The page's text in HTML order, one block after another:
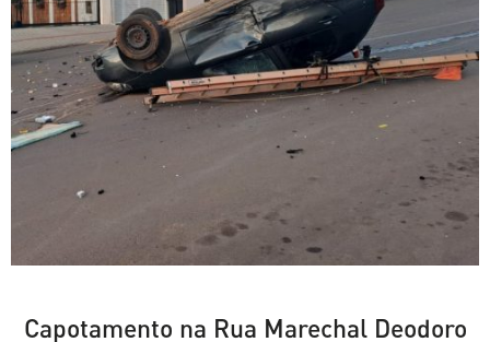
Capotamento na Rua Marechal Deodoro